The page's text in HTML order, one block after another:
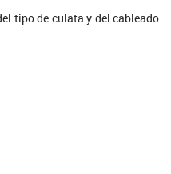
tipo de culata y del cableado